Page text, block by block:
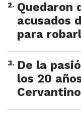
2. Quedaron
acusados
para
3. De la
los 20